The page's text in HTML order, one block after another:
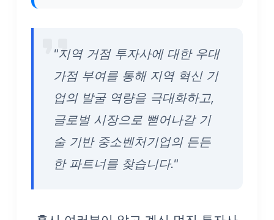
"지역 거점 투자사에 대한 우대
가점 부여를 통해 지역 혁신 기
업의 발굴 역량을 극대화하고,
글로벌 시장으로 뻗어나갈 기
술 기반 중소벤처기업의 든든
한 파트너를 찾습니다."